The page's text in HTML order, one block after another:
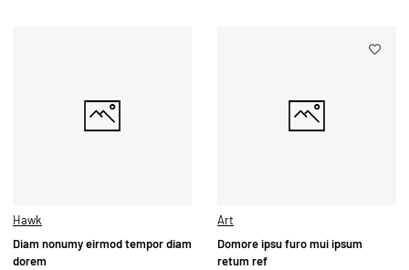
Hawk
Diam nonumy eirmod tempor diam
dorem
Art
Domore ipsu furo mui ipsum
retum ref